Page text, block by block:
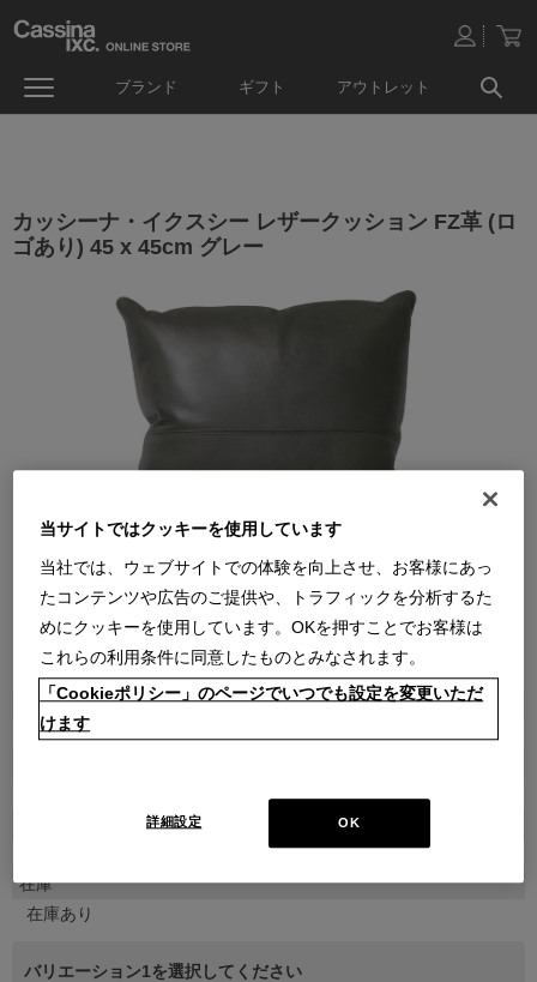
ブランド ギフト アウトレット
カッシーナ・イクスシー レザークッション FZ革 (ロ
ゴあり) 45 x 45cm グレー
● ● ● ●
商品属性
雑貨
在庫
在庫あり
バリエーション1を選択してください
当サイトではクッキーを使用しています
当社では、ウェブサイトでの体験を向上させ、お客様にあっ
たコンテンツや広告のご提供や、トラフィックを分析するた
めにクッキーを使用しています。OKを押すことでお客様は
これらの利用条件に同意したものとみなされます。
「Cookieポリシー」のページでいつでも設定を変更いただ
けます
OK
詳細設定